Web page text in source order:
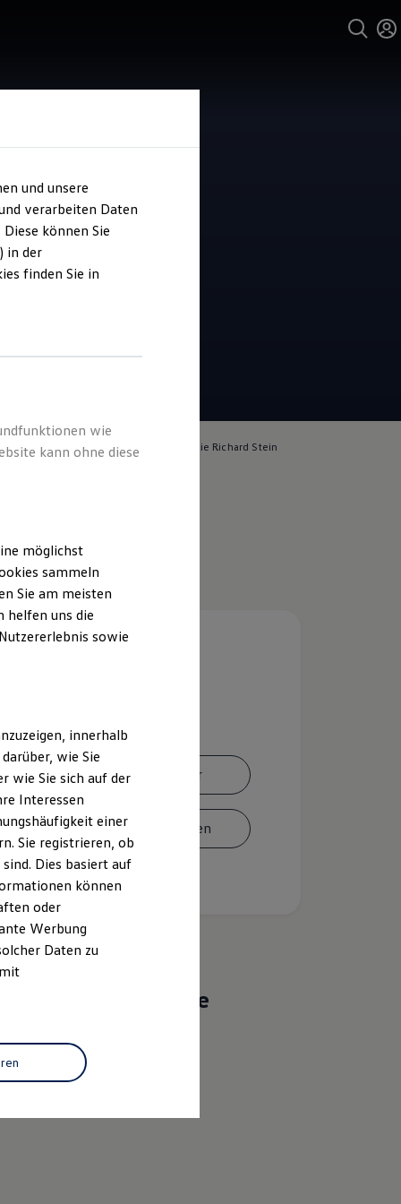
Stein
für die Inhalte auf dieser Seite ist die Richard Stein
Ansprechpartner
Termin vereinbaren
Das sind unsere
Service
und unsere
verarbeiten Daten
können Sie
in der
finden Sie in
wie
kann ohne diese
möglichst
sammeln
Sie am meisten
helfen uns die
sowie
innerhalb
wie Sie
wie Sie sich auf der
Interessen
einer
Sie registrieren, ob
Dies basiert auf
können
oder
Werbung
Daten zu